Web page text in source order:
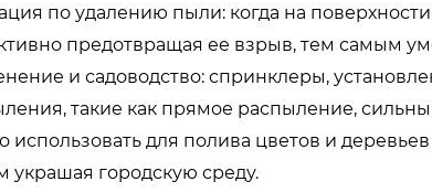
по удалению пыли: когда на
предотвращая ее взрыв, тем самым
и садоводство: спринклеры,
такие как прямое распыление,
использовать для полива цветов и
украшая городскую среду.